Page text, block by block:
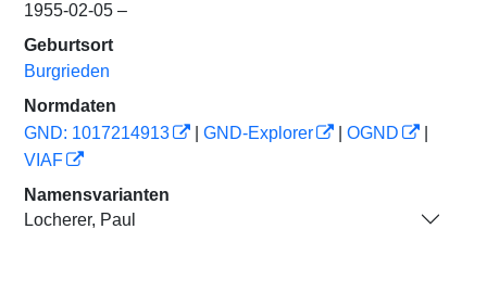
1955-02-05 –
Geburtsort
Burgrieden
Normdaten
GND: 1017214913
GND-Explorer OGND
VIAF
Namensvarianten
Locherer, Paul